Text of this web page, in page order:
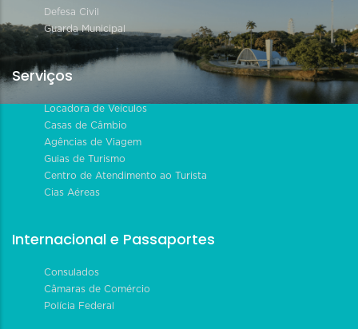
Defesa Civil
Guarda Municipal
Serviços
Locadora de Veículos
Casas de Câmbio
Agências de Viagem
Guias de Turismo
Centro de Atendimento ao Turista
Cias Aéreas
Internacional e Passaportes
Consulados
Câmaras de Comércio
Polícia Federal